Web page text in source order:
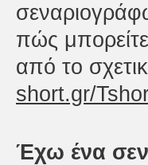
πώς
από το
short.gr/
Έχω ένα